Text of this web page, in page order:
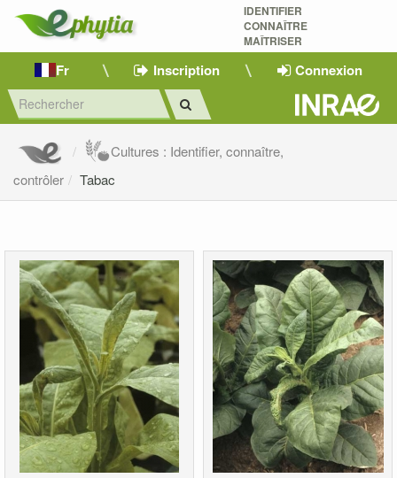
IDENTIFIER
CONNAÎTRE
MAÎTRISER
Fr Inscription Connexion
Cultures : Identifier, connaître,
contrôler
Tabac